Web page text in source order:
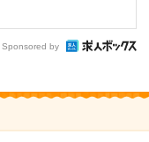
Sponsored by